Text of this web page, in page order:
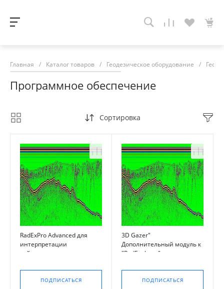
Главная / Каталог товаров / Геодезическое оборудование /
Программное обеспечение
Сортировка
RadExPro Advanced для
интерпретации
сейсмических данных
ПОДПИСАТЬСЯ
3D Gazer"
Дополнительный модуль к
"RadExplorer" —
ПОДПИСАТЬСЯ